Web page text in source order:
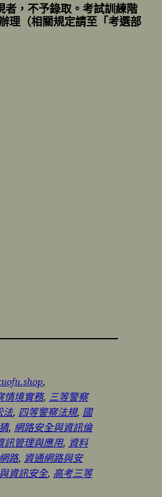
，不予錄取。考試訓練階
理（相關規定請至「考選部
情境實務, 三等警察
法, 四等警察法規, 國
, 網路安全與資訊倫
訊管理與應用, 資料
路, 資通網路與安
資訊安全, 高考三等